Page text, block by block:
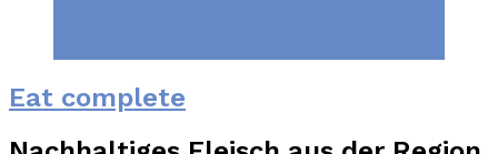
Eat complete